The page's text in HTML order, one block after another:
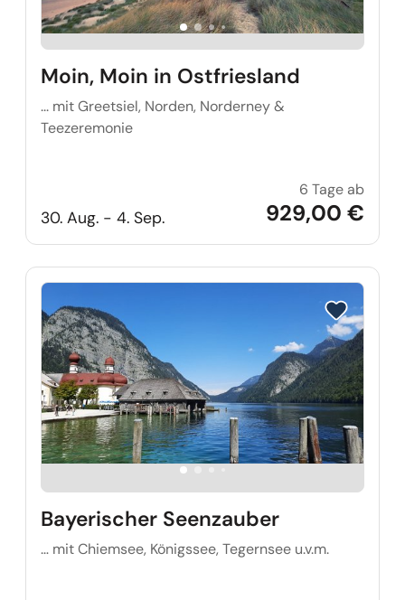
Moin, Moin in Ostfriesland
... mit Greetsiel, Norden, Norderney &
Teezeremonie
30. Aug. - 4. Sep.
Moin,
6 Tage ab
929,00 €
Reise auf
Bayerischer Seenzauber
… mit Chiemsee, Königssee, Tegernsee u.v.m.